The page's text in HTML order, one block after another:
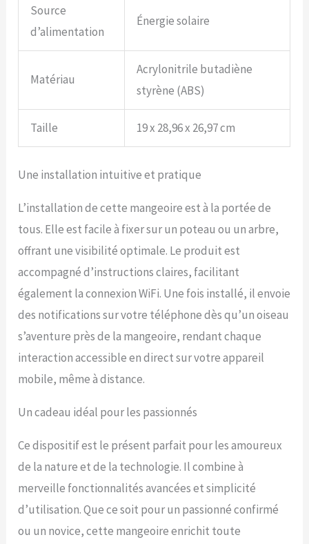
Source
d’alimentation
Énergie solaire
Matériau
Acrylonitrile butadiène
styrène (ABS)
Taille 19 x 28,96 x 26,97 cm
Une installation intuitive et pratique
L’installation de cette mangeoire est à la portée de
tous. Elle est facile à fixer sur un poteau ou un arbre,
offrant une visibilité optimale. Le produit est
accompagné d’instructions claires, facilitant
également la connexion WiFi. Une fois installé, il envoie
des notifications sur votre téléphone dès qu’un oiseau
s’aventure près de la mangeoire, rendant chaque
interaction accessible en direct sur votre appareil
mobile, même à distance.
Un cadeau idéal pour les passionnés
Ce dispositif est le présent parfait pour les amoureux
de la nature et de la technologie. Il combine à
merveille fonctionnalités avancées et simplicité
d’utilisation. Que ce soit pour un passionné confirmé
ou un novice, cette mangeoire enrichit toute